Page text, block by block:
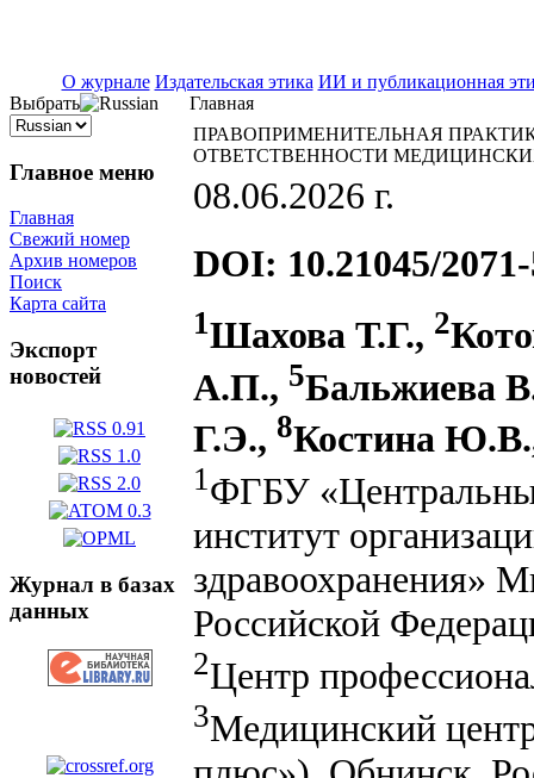
О журнале Издательская этика ИИ и публикационная
Выбрать
Главное меню
Главная
Свежий номер
Архив номеров
Поиск
Карта сайта
Экспорт
новостей
Журнал в базах
данных
Главная
ПРАВОПРИМЕНИТЕЛЬНАЯ
ОТВЕТСТВЕННОСТИ
08.06.2026 г.
DOI: 10.21045/
1Шахова Т.Г., 2
А.П., 5Бальжиева
Г.Э., 8Костина
1ФГБУ
институт
здравоохранения»
Российской
2Центр
3Медицинский